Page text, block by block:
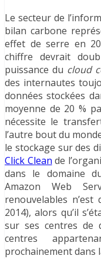
Le secteur de
bilan carbone
effet de serre en
chiffre devrait
puissance du cloud
des internautes
données stockées
moyenne de 20 %
nécessite le
l’autre bout du
le stockage sur des
Click Clean de
dans le domaine
Amazon Web
renouvelables
2014), alors qu’il
sur ses centres de
centres
prochainement dans